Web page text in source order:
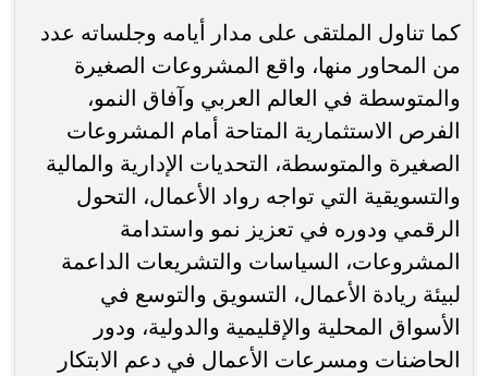
كما تناول الملتقى على مدار أيامه وجلساته عدد
من المحاور منها، واقع المشروعات الصغيرة
والمتوسطة في العالم العربي وآفاق النمو،
الفرص الاستثمارية المتاحة أمام المشروعات
الصغيرة والمتوسطة، التحديات الإدارية والمالية
والتسويقية التي تواجه رواد الأعمال، التحول
الرقمي ودوره في تعزيز نمو واستدامة
المشروعات، السياسات والتشريعات الداعمة
لبيئة ريادة الأعمال، التسويق والتوسع في
الأسواق المحلية والإقليمية والدولية، ودور
الحاضنات ومسرعات الأعمال في دعم الابتكار